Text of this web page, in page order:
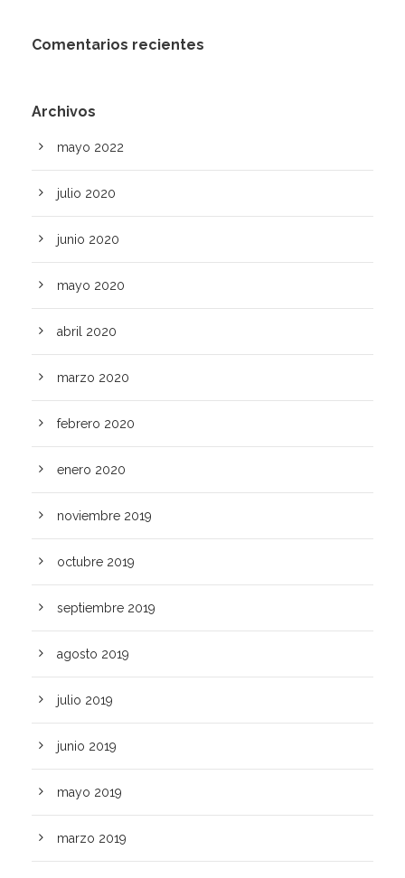
Comentarios recientes
Archivos
mayo 2022
julio 2020
junio 2020
mayo 2020
abril 2020
marzo 2020
febrero 2020
enero 2020
noviembre 2019
octubre 2019
septiembre 2019
agosto 2019
julio 2019
junio 2019
mayo 2019
marzo 2019